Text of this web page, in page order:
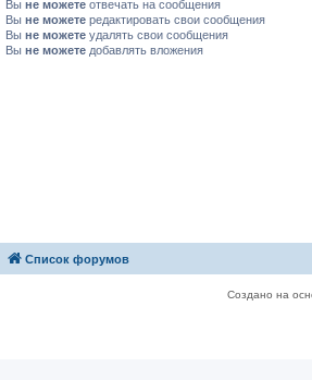
Вы не можете отвечать на сообщения
Вы не можете редактировать свои сообщения
Вы не можете удалять свои сообщения
Вы не можете добавлять вложения
Список форумов
Создано на